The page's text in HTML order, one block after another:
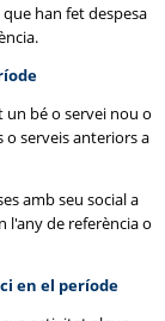
han fet despesa
bé o servei nou o
serveis anteriors a
amb seu social a
l'any de referència o
en el període